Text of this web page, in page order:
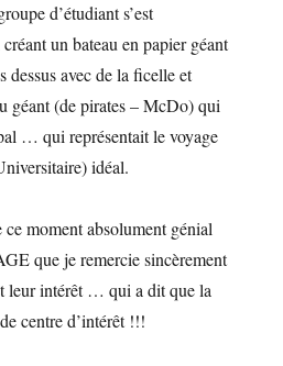
d’étudiant s’est
un bateau en papier géant
dessus avec de la ficelle et
géant (de pirates – McDo) qui
… qui représentait le voyage
idéal.
moment absolument génial
que je remercie sincèrement
leur intérêt … qui a dit que la
centre d’intérêt !!!